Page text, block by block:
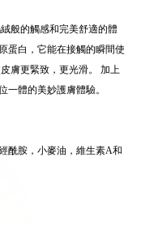
般的觸感和完美舒適的體
蛋白，它能在接觸的瞬間使
膚更緊致，更光滑。 加上
一體的美妙護膚體驗。
酰胺，小麥油，維生素A和